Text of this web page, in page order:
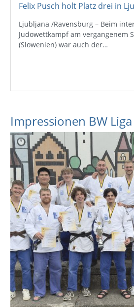
Felix Pusch holt Platz drei in
Ljubljana /Ravensburg – Beim
Judowettkampf am vergangenem
(Slowenien) war auch der…
Impressionen BW